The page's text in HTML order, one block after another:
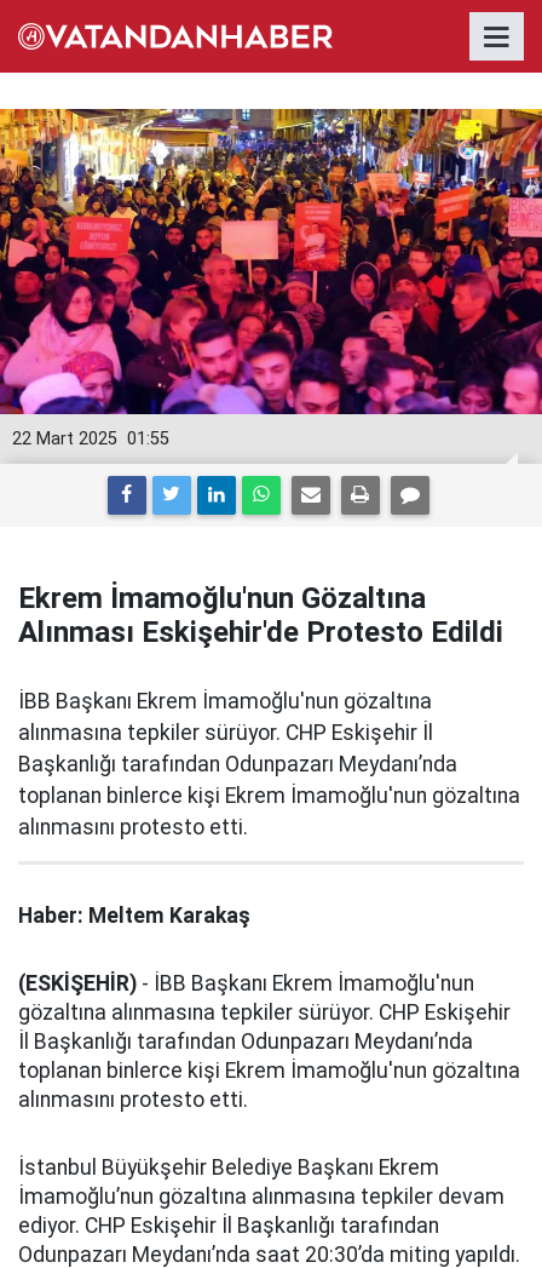
01:55
22 Mart 2025
Ekrem İmamoğlu'nun Gözaltına
Alınması Eskişehir'de Protesto Edildi
İBB Başkanı Ekrem İmamoğlu'nun gözaltına
alınmasına tepkiler sürüyor. CHP Eskişehir İl
Başkanlığı tarafından Odunpazarı Meydanı’nda
toplanan binlerce kişi Ekrem İmamoğlu'nun gözaltına
alınmasını protesto etti.
Haber: Meltem Karakaş
(ESKİŞEHİR) - İBB Başkanı Ekrem İmamoğlu'nun
gözaltına alınmasına tepkiler sürüyor. CHP Eskişehir
İl Başkanlığı tarafından Odunpazarı Meydanı’nda
toplanan binlerce kişi Ekrem İmamoğlu'nun gözaltına
alınmasını protesto etti.
İstanbul Büyükşehir Belediye Başkanı Ekrem
İmamoğlu’nun gözaltına alınmasına tepkiler devam
ediyor. CHP Eskişehir İl Başkanlığı tarafından
Odunpazarı Meydanı’nda saat 20:30’da miting yapıldı.